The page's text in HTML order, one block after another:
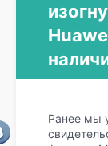
Ранее мы